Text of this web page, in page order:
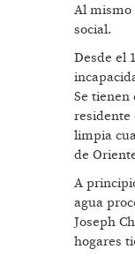
Al mismo
social.
Desde el
Se tienen
residente
limpia
de
A
agua
Joseph
hogares